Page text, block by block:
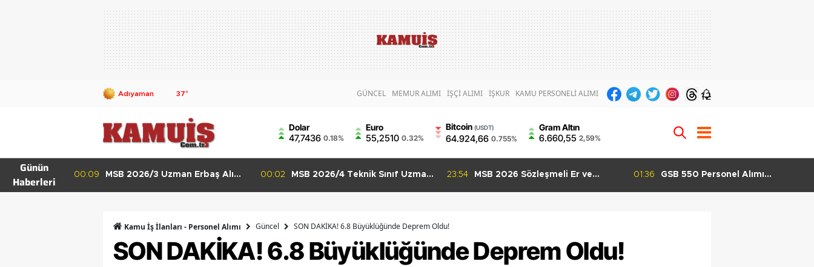
37° GÜNCEL MEMUR ALIMI İŞÇİ ALIMI İŞKUR KAMU PERSONELİ ALIMI 12
Dolar
47,7436 0.18%
Euro
55,2510 0.32%
Bitcoin (USDT)
64.924,66 0.755%
Gram Altın
6.660,55 2,59%
Günün
Haberleri
Lise
00:09
MSB 2026/3 Uzman Erbaş Alımı
00:02
MSB 2026/4 Teknik Sınıf Uzman
23:54
MSB 2026 Sözleşmeli Er ve
01:36
GSB 550 Personel Alımı
Kamu İş İlanları - Personel Alımı Güncel SON DAKİKA! 6.8 Büyüklüğünde Deprem Oldu!
SON DAKİKA! 6.8 Büyüklüğünde Deprem Oldu!